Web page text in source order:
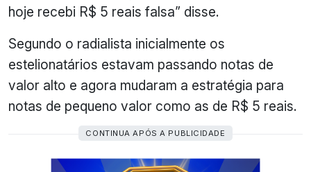
hoje recebi R$ 5 reais falsa” disse.
Segundo o radialista inicialmente os
estelionatários estavam passando notas de
valor alto e agora mudaram a estratégia para
notas de pequeno valor como as de R$ 5 reais.
CONTINUA APÓS A PUBLICIDADE